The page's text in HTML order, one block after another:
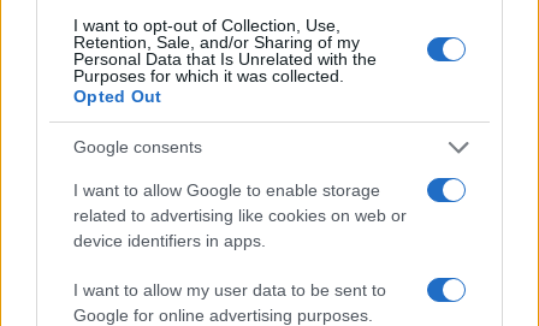
I want to opt-out of Collection, Use,
Retention, Sale, and/or Sharing of my
Personal Data that Is Unrelated with the
Purposes for which it was collected.
Opted Out
Google consents
I want to allow Google to enable storage
related to advertising like cookies on web or
device identifiers in apps.
I want to allow my user data to be sent to
Google for online advertising purposes.
Il governo rivendica un metodo: “sugli
amministratori delegati si fanno solo
ragionamenti manageriali”. Traduzione esplicita:
la politica si esercita altrove. Presidenti e consigli
di amministrazione restano il terreno naturale
della mediazione tra partiti, correnti e territori.
Non è un’anomalia di questo esecutivo, ma una
prassi consolidata che continua a pesare sulla